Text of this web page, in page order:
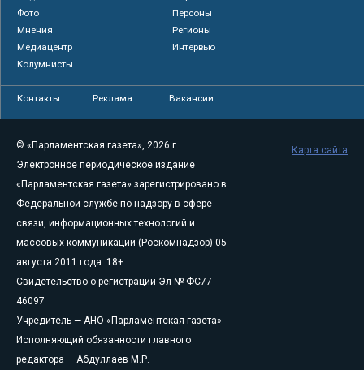
Фото
Персоны
Мнения
Регионы
Медиацентр
Интервью
Колумнисты
Контакты Реклама Вакансии
© «Парламентская газета», 2026 г.
Электронное периодическое издание
«Парламентская газета» зарегистрировано в
Федеральной службе по надзору в сфере
связи, информационных технологий и
массовых коммуникаций (Роскомнадзор) 05
августа 2011 года. 18+
Свидетельство о регистрации Эл № ФС77-
46097
Учредитель — АНО «Парламентская газета»
Исполняющий обязанности главного
редактора — Абдуллаев М.Р.
Карта сайта